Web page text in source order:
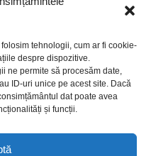
tehnologii, cum ar fi cookie-
despre dispozitive.
ne permite să procesăm date,
ID-uri unice pe acest site. Dacă
dat poate avea
și funcții.
de
familie!